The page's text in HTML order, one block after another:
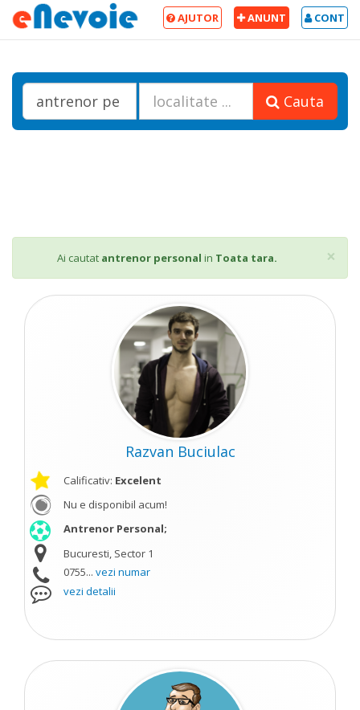
CONT
ANUNT
AJUTOR
Cauta
×
Ai cautat antrenor personal in Toata tara.
Razvan Buciulac
Calificativ: Excelent
Nu e disponibil acum!
Antrenor Personal;
Bucuresti, Sector 1
0755... vezi numar
vezi detalii